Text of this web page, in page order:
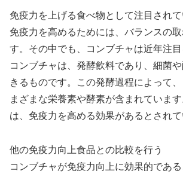
免疫力を上げる食べ物として注目され
免疫力を高めるためには、バランスの
す。その中でも、コンブチャは近年注目
コンブチャは、発酵飲料であり、細菌
きるものです。この発酵過程によって
まざまな栄養素や酵素が含まれていま
は、免疫力を高める効果があるとされて
他の免疫力向上食品との比較を行う
コンブチャが免疫力向上に効果的であ